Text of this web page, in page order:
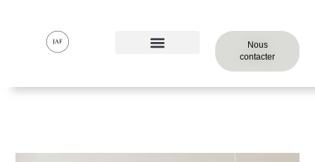
Nous
contacter